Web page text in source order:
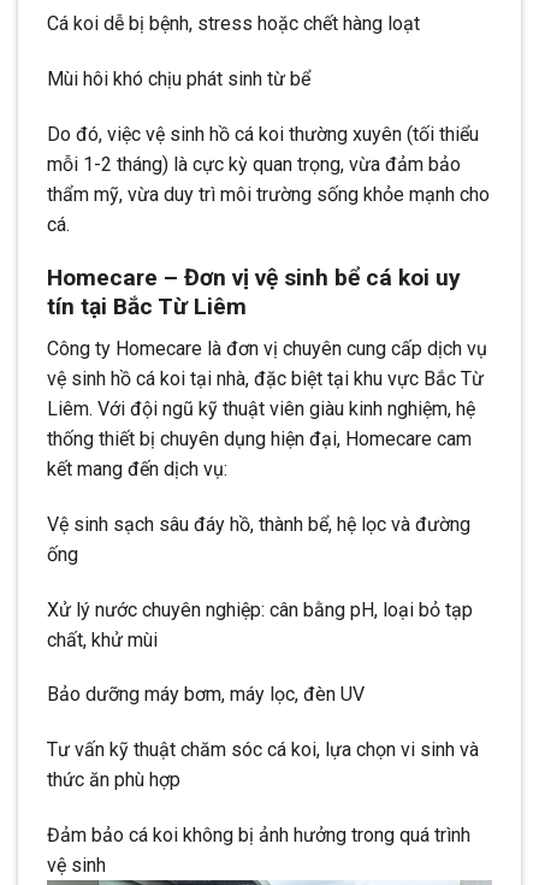
Cá koi dễ bị bệnh, stress hoặc chết hàng loạt
Mùi hôi khó chịu phát sinh từ bể
Do đó, việc vệ sinh hồ cá koi thường xuyên (tối thiểu
mỗi 1-2 tháng) là cực kỳ quan trọng, vừa đảm bảo
thẩm mỹ, vừa duy trì môi trường sống khỏe mạnh cho
cá.
Homecare – Đơn vị vệ sinh bể cá koi uy
tín tại Bắc Từ Liêm
Công ty Homecare là đơn vị chuyên cung cấp dịch vụ
vệ sinh hồ cá koi tại nhà, đặc biệt tại khu vực Bắc Từ
Liêm. Với đội ngũ kỹ thuật viên giàu kinh nghiệm, hệ
thống thiết bị chuyên dụng hiện đại, Homecare cam
kết mang đến dịch vụ:
Vệ sinh sạch sâu đáy hồ, thành bể, hệ lọc và đường
ống
Xử lý nước chuyên nghiệp: cân bằng pH, loại bỏ tạp
chất, khử mùi
Bảo dưỡng máy bơm, máy lọc, đèn UV
Tư vấn kỹ thuật chăm sóc cá koi, lựa chọn vi sinh và
thức ăn phù hợp
Đảm bảo cá koi không bị ảnh hưởng trong quá trình
vệ sinh